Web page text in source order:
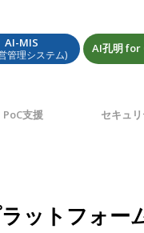
AI-MIS
管理システム) AI孔明 for
支援 セキュ
ットフォー